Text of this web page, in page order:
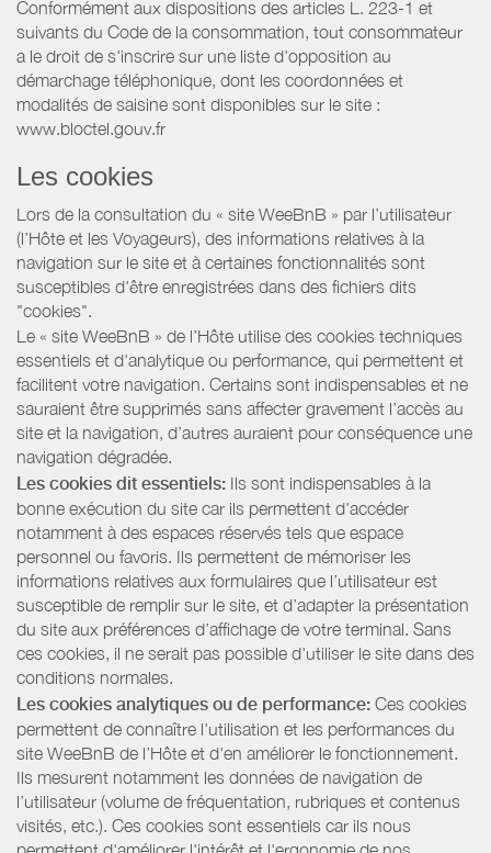
Conformément aux dispositions des articles L. 223-1 et
suivants du Code de la consommation, tout consommateur
a le droit de s'inscrire sur une liste d'opposition au
démarchage téléphonique, dont les coordonnées et
modalités de saisine sont disponibles sur le site :
www.bloctel.gouv.fr
Les cookies
Lors de la consultation du « site WeeBnB » par l’utilisateur
(l’Hôte et les Voyageurs), des informations relatives à la
navigation sur le site et à certaines fonctionnalités sont
susceptibles d'être enregistrées dans des fichiers dits
"cookies".
Le « site WeeBnB » de l’Hôte utilise des cookies techniques
essentiels et d'analytique ou performance, qui permettent et
facilitent votre navigation. Certains sont indispensables et ne
sauraient être supprimés sans affecter gravement l’accès au
site et la navigation, d’autres auraient pour conséquence une
navigation dégradée.
Les cookies dit essentiels: Ils sont indispensables à la
bonne exécution du site car ils permettent d'accéder
notamment à des espaces réservés tels que espace
personnel ou favoris. Ils permettent de mémoriser les
informations relatives aux formulaires que l’utilisateur est
susceptible de remplir sur le site, et d’adapter la présentation
du site aux préférences d’affichage de votre terminal. Sans
ces cookies, il ne serait pas possible d'utiliser le site dans des
conditions normales.
Les cookies analytiques ou de performance: Ces cookies
permettent de connaître l'utilisation et les performances du
site WeeBnB de l’Hôte et d'en améliorer le fonctionnement.
Ils mesurent notamment les données de navigation de
l’utilisateur (volume de fréquentation, rubriques et contenus
visités, etc.). Ces cookies sont essentiels car ils nous